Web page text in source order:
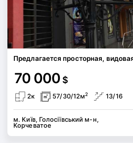
Предлагается просторная,
70 000 $
2к 57/30/12м2 13/16
м. Київ, Голосіївський м-н,
Корчеватое